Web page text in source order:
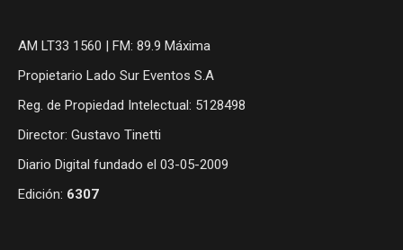
AM LT33 1560 | FM: 89.9 Máxima
Propietario Lado Sur Eventos S.A
Reg. de Propiedad Intelectual: 5128498
Director: Gustavo Tinetti
Diario Digital fundado el 03-05-2009
Edición: 6307